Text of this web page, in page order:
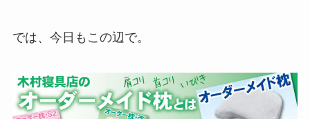
では、今日もこの辺で。